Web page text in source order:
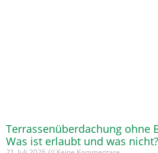
Terrassenüberdachung ohne
Was ist erlaubt und was nicht?